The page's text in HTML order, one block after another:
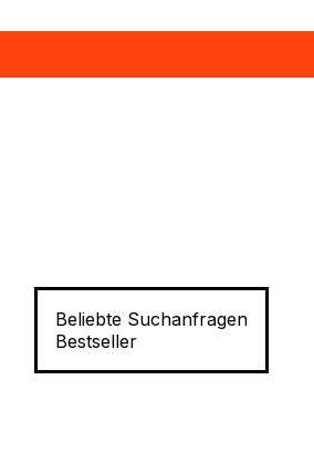
Beliebte Suchanfragen
Bestseller